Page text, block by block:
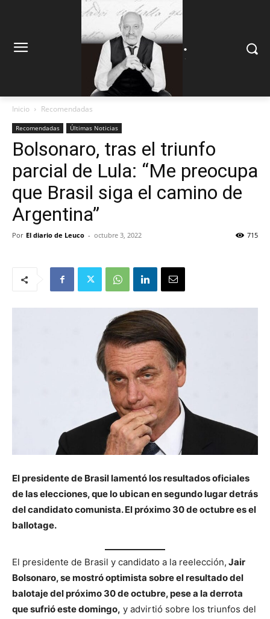
.
Inicio Recomendadas
Recomendadas Últimas Noticias
Bolsonaro, tras el triunfo
parcial de Lula: “Me preocupa
que Brasil siga el camino de
Argentina”
Por El diario de Leuco - octubre 3, 2022 715
El presidente de Brasil lamentó los resultados oficiales
de las elecciones, que lo ubican en segundo lugar detrás
del candidato comunista. El próximo 30 de octubre es el
ballotage.
El presidente de Brasil y candidato a la reelección, Jair
Bolsonaro, se mostró optimista sobre el resultado del
balotaje del próximo 30 de octubre, pese a la derrota
que sufrió este domingo, y advirtió sobre los triunfos del